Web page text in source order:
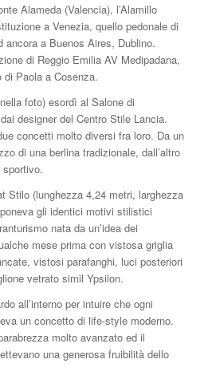
Alameda (Valencia), l’Alamillo
a Venezia, quello pedonale di
ancora a Buenos Aires, Dublino.
di Reggio Emilia AV Medipadana,
Paola a Cosenza.
foto) esordì al Salone di
designer del Centro Stile Lancia.
concetti molto diversi fra loro. Da un
di una berlina tradizionale, dall’altro
Stilo (lunghezza 4,24 metri, larghezza
gli identici motivi stilistici
nata da un’idea dei
mese prima con vistosa griglia
vistosi parafanghi, luci posteriori
vetrato simil Ypsilon.
all’interno per intuire che ogni
un concetto di life-style moderno.
molto avanzato ed il
una generosa fruibilità dello